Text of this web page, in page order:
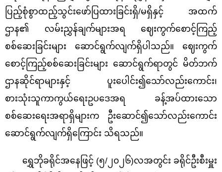
ပြည့်စုံစွာထည့်သွင်းဖော်ပြထားခြင်းရှိ/မရှိနှင့် အထက်
ဌာန၏ လမ်းညွှန်ချက်များအရ ဈေးကွက်စောင့်ကြည့်
စစ်ဆေးခြင်းများ ဆောင်ရွက်လျက်ရှိပါသည်။ ဈေးကွက်
စောင့်ကြည့်စစ်ဆေးခြင်းများ ဆောင်ရွက်ရာတွင် မိတ်ဘက်
ဌာနဆိုင်ရာများနှင့် ပူးပေါင်း၍သော်လည်းကောင်း၊
စားသုံးသူကာကွယ်ရေးဥပဒေအရ ခန့်အပ်ထားသော
စစ်ဆေးရေးအရာရှိများက ဦးဆောင်၍သော်လည်းကောင်း
ဆောင်ရွက်လျက်ရှိကြောင်း သိရသည်။
ရွှေဘိုခရိုင်အနေဖြင့် (၅/၂၀၂၆)လအတွင်း ခရိုင်ဦးစီးမှူး